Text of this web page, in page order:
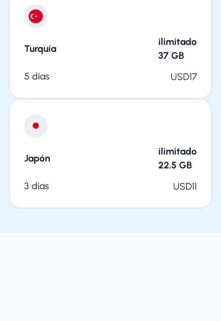
Turquía
ilimitado
37 GB
5 días
USD17
Japón
ilimitado
22.5 GB
3 días
USD11